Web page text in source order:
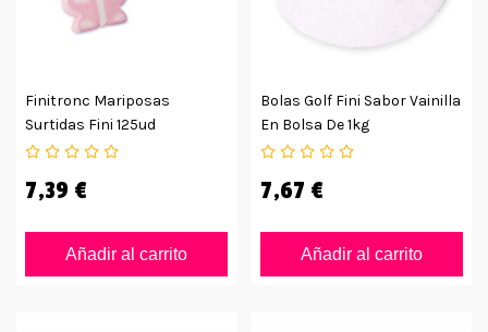
Finitronc Mariposas
Surtidas Fini 125ud
7,39 €
Añadir al carrito
Bolas Golf Fini Sabor Vainilla
En Bolsa De 1kg
7,67 €
Añadir al carrito